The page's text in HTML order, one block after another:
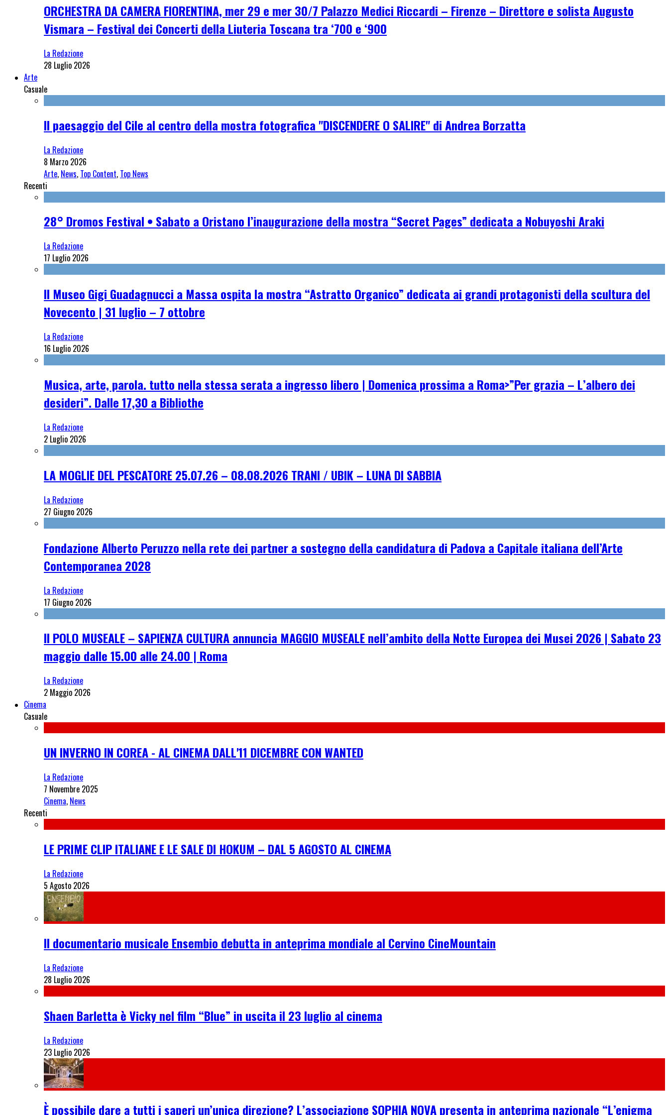
ORCHESTRA DA CAMERA FIORENTINA, mer 29 e mer 30/7 Palazzo Medici Riccardi – Firenze – Direttore e solista Augusto
Vismara – Festival dei Concerti della Liuteria Toscana tra ‘700 e ‘900
La Redazione
28 Luglio 2026
Arte
Casuale
Il paesaggio del Cile al centro della mostra fotografica "DISCENDERE O SALIRE" di Andrea Borzatta
La Redazione
8 Marzo 2026
Arte, News, Top Content, Top News
Recenti
28° Dromos Festival • Sabato a Oristano l’inaugurazione della mostra “Secret Pages” dedicata a Nobuyoshi Araki
La Redazione
17 Luglio 2026
Il Museo Gigi Guadagnucci a Massa ospita la mostra “Astratto Organico” dedicata ai grandi protagonisti della scultura del
Novecento | 31 luglio – 7 ottobre
La Redazione
16 Luglio 2026
Musica, arte, parola. tutto nella stessa serata a ingresso libero | Domenica prossima a Roma>”Per grazia – L’albero dei
desideri”. Dalle 17,30 a Bibliothe
La Redazione
2 Luglio 2026
LA MOGLIE DEL PESCATORE 25.07.26 – 08.08.2026 TRANI / UBIK – LUNA DI SABBIA
La Redazione
27 Giugno 2026
Fondazione Alberto Peruzzo nella rete dei partner a sostegno della candidatura di Padova a Capitale italiana dell’Arte
Contemporanea 2028
La Redazione
17 Giugno 2026
Il POLO MUSEALE – SAPIENZA CULTURA annuncia MAGGIO MUSEALE nell’ambito della Notte Europea dei Musei 2026 | Sabato 23
maggio dalle 15.00 alle 24.00 | Roma
La Redazione
2 Maggio 2026
Cinema
Casuale
UN INVERNO IN COREA - AL CINEMA DALL'11 DICEMBRE CON WANTED
La Redazione
7 Novembre 2025
Cinema, News
Recenti
LE PRIME CLIP ITALIANE E LE SALE DI HOKUM – DAL 5 AGOSTO AL CINEMA
La Redazione
5 Agosto 2026
Il documentario musicale Ensembio debutta in anteprima mondiale al Cervino CineMountain
La Redazione
28 Luglio 2026
Shaen Barletta è Vicky nel film “Blue” in uscita il 23 luglio al cinema
La Redazione
23 Luglio 2026
È possibile dare a tutti i saperi un’unica direzione? L’associazione SOPHIA NOVA presenta in anteprima nazionale “L’enigma